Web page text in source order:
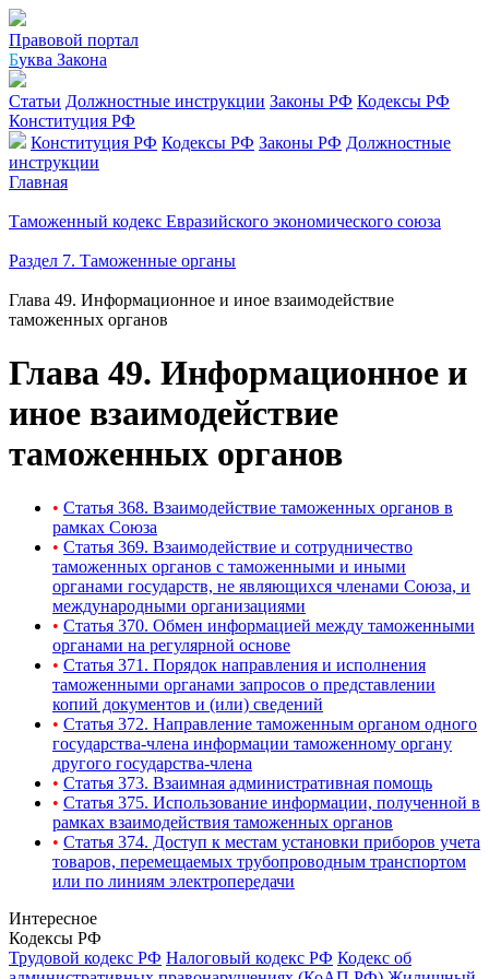
Правовой портал
Буква Закона
Статьи Должностные инструкции Законы РФ Кодексы РФ
Конституция РФ
Конституция РФ Кодексы РФ Законы РФ Должностные
инструкции
Главная
Таможенный кодекс Евразийского экономического союза
Раздел 7. Таможенные органы
Глава 49. Информационное и иное взаимодействие
таможенных органов
Глава 49. Информационное и
иное взаимодействие
таможенных органов
• Статья 368. Взаимодействие таможенных органов в
рамках Союза
• Статья 369. Взаимодействие и сотрудничество
таможенных органов с таможенными и иными
органами государств, не являющихся членами Союза, и
международными организациями
• Статья 370. Обмен информацией между таможенными
органами на регулярной основе
• Статья 371. Порядок направления и исполнения
таможенными органами запросов о представлении
копий документов и (или) сведений
• Статья 372. Направление таможенным органом одного
государства-члена информации таможенному органу
другого государства-члена
• Статья 373. Взаимная административная помощь
• Статья 375. Использование информации, полученной в
рамках взаимодействия таможенных органов
• Статья 374. Доступ к местам установки приборов учета
товаров, перемещаемых трубопроводным транспортом
или по линиям электропередачи
Интересное
Кодексы РФ
Трудовой кодекс РФ Налоговый кодекс РФ Кодекс об